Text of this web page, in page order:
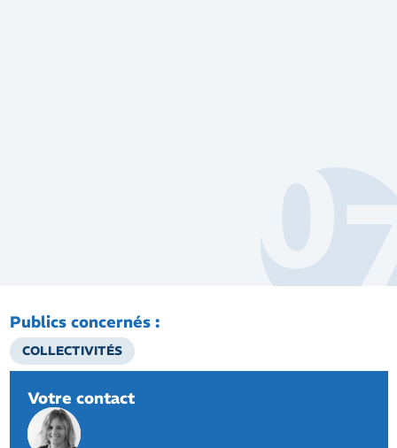
Publics concernés :
COLLECTIVITÉS
Votre contact